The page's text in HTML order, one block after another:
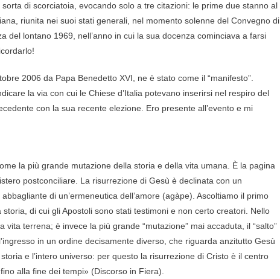
di scorciatoia, evocando solo a tre citazioni: le prime due stanno al
riunita nei suoi stati generali, nel momento solenne del Convegno di
del lontano 1969, nell’anno in cui la sua docenza cominciava a farsi
2006 da Papa Benedetto XVI, ne è stato come il “manifesto”.
la via con cui le Chiese d’Italia potevano inserirsi nel respiro del
con la sua recente elezione. Ero presente all’evento e mi
la più grande mutazione della storia e della vita umana. È la pagina
postconciliare. La risurrezione di Gesù è declinata con un
di un’ermeneutica dell’amore (agàpe). Ascoltiamo il primo
di cui gli Apostoli sono stati testimoni e non certo creatori. Nello
terrena; è invece la più grande “mutazione” mai accaduta, il “salto”
in un ordine decisamente diverso, che riguarda anzitutto Gesù
e l’intero universo: per questo la risurrezione di Cristo è il centro
alla fine dei tempi» (Discorso in Fiera).